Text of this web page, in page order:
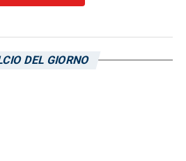
145 partite. Si tratta di
nella mente dei tifosi
DEL GIORNO